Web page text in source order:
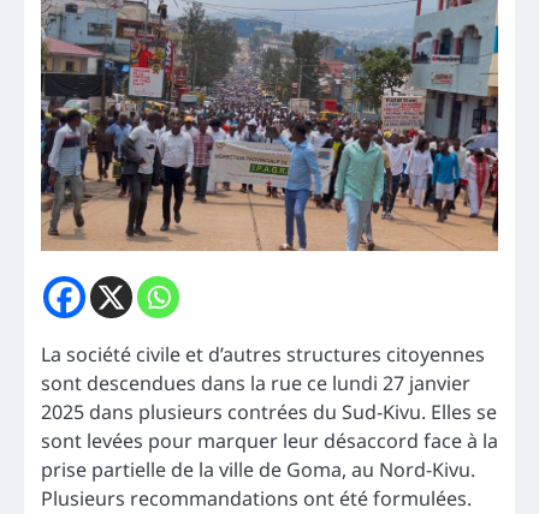
La société civile et d’autres structures citoyennes
sont descendues dans la rue ce lundi 27 janvier
2025 dans plusieurs contrées du Sud-Kivu. Elles se
sont levées pour marquer leur désaccord face à la
prise partielle de la ville de Goma, au Nord-Kivu.
Plusieurs recommandations ont été formulées.